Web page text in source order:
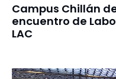
Campus Chillán
encuentro de
LAC